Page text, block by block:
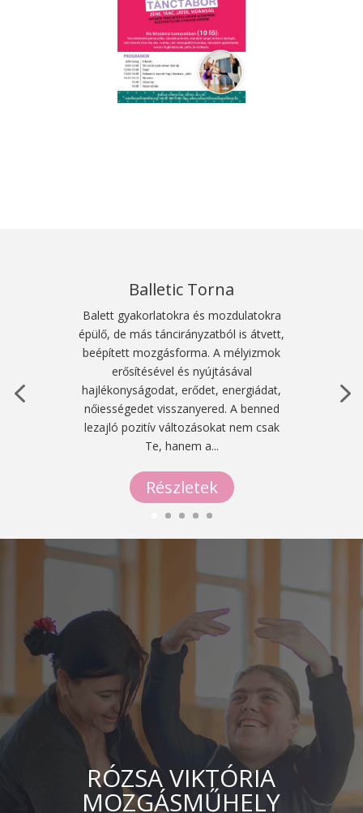
Balletic Torna
Balett gyakorlatokra és mozdulatokra
épülő, de más táncirányzatból is átvett,
beépített mozgásforma. A mélyizmok
erősítésével és nyújtásával
hajlékonyságodat, erődet, energiádat,
nőiességedet visszanyered. A benned
lezajló pozitív változásokat nem csak
Te, hanem a...
Részletek
RÓZSA VIKTÓRIA
MOZGÁSMŰHELY